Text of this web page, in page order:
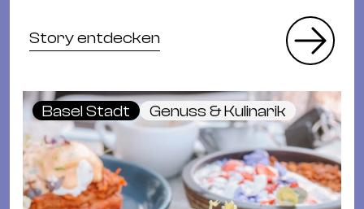
Story entdecken
Basel Stadt Genuss & Kulinarik